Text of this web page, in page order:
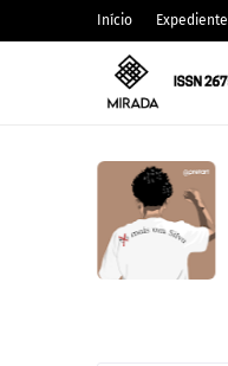
Início Expediente